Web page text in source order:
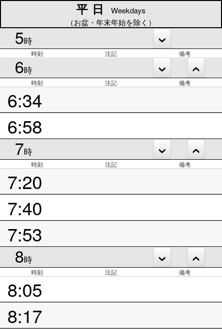
平日
Weekdays
（お盆・年末年始を除く）
5時
時刻 注記 備考
6時
時刻 注記 備考
6:34
6:58
7時
時刻 注記 備考
7:20
7:40
7:53
8時
時刻 注記 備考
8:05
8:17